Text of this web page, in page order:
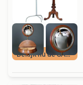
Bekijk nu de SALE